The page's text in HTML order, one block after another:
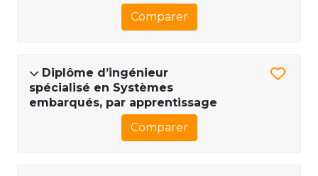
Comparer
Diplôme d’ingénieur
spécialisé en Systèmes
embarqués, par apprentissage
Comparer